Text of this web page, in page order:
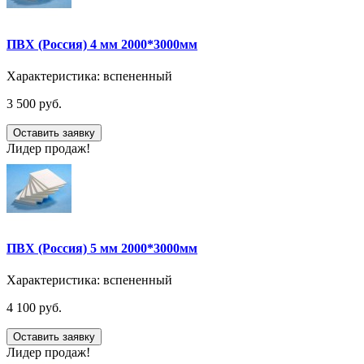
ПВХ (Россия) 4 мм 2000*3000мм
Характеристика: вспененный
3 500 руб.
Оставить заявку
Лидер продаж!
ПВХ (Россия) 5 мм 2000*3000мм
Характеристика: вспененный
4 100 руб.
Оставить заявку
Лидер продаж!